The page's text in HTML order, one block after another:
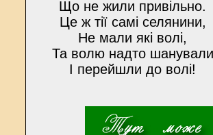
Що не жили привільно.
Це ж тії самі селянини,
Не мали які волі,
Та волю надто шанували
І перейшли до волі!